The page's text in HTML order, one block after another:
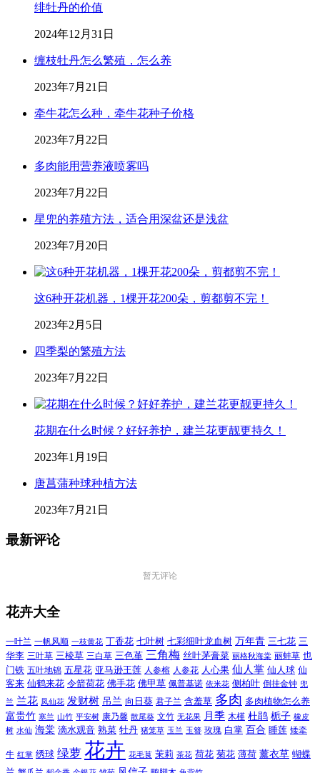
绯牡丹的价值
2024年12月31日
缠枝牡丹怎么繁殖，怎么养
2023年7月21日
牵牛花怎么种，牵牛花种子价格
2023年7月22日
多肉能用营养液喷雾吗
2023年7月22日
星兜的养殖方法，适合用深盆还是浅盆
2023年7月20日
这6种开花机器，1棵开花200朵，剪都剪不完！
2023年2月5日
四季梨的繁殖方法
2023年7月22日
花期在什么时候？好好养护，建兰花更靓更持久！
2023年1月19日
唐菖蒲种球种植方法
2023年7月21日
最新评论
暂无评论
花卉大全
一叶兰 一帆风顺 一枝黄花 丁香花 七叶树 七彩细叶龙血树 万年青 三七花 三
华李 三叶草 三棱草 三白草 三色堇 三角梅 丝叶茅膏菜 丽格秋海棠 丽蚌草 也
门铁 五叶地锦 五星花 亚马逊王莲 人参榕 人参花 人心果 仙人掌 仙人球 仙
客来 仙鹤来花 令箭荷花 佛手花 佛甲草 佩普基诺 依米花 侧柏叶 倒挂金钟 兜
兰 兰花 凤仙花 发财树 吊兰 向日葵 君子兰 含羞草 多肉 多肉植物怎么养
富贵竹 寒兰 山竹 平安树 康乃馨 散尾葵 文竹 无花果 月季 木槿 杜鹃 栀子 橡皮
树 水仙 海棠 滴水观音 熟菜 牡丹 猪笼草 玉兰 玉簪 玫瑰 白掌 百合 睡莲 矮牵
牛 红掌 绣球 绿萝 花卉 花毛茛 茉莉 茶花 荷花 菊花 薄荷 薰衣草 蝴蝶